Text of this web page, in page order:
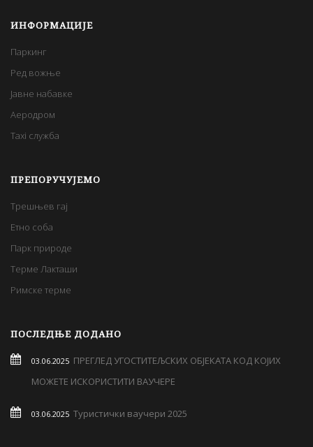
ИНФОРМАЦИЈЕ
Паркинг
Ред вожње
Јавне набавке
Аеродром
Taxi служба
ПРЕПОРУЧУЈЕМО
Трешњев гај
Етно соба
Парк природе
Терме Лакташи
Римске терме
ПОСЛЕДЊЕ ДОДАНО
03.06.2025 ПРЕГЛЕД УГОСТИТЕЉСКИХ ОБЈЕКАТА КОД КОЈИХ
МОЖЕТЕ ИСКОРИСТИТИ ВАУЧЕРЕ
03.06.2025 Туристички ваучери 2025